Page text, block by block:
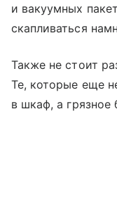
и вакуумных
скапливаться
Также не стоит
Те, которые еще
в шкаф, а грязное